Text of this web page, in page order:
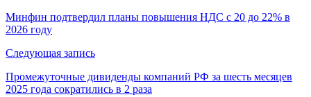
Минфин подтвердил планы повышения НДС с 20 до 22% в
2026 году
Следующая запись
Промежуточные дивиденды компаний РФ за шесть месяцев
2025 года сократи­лись в 2 раза